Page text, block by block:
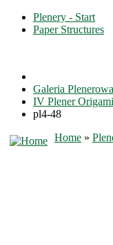
Plenery - Start
Paper Structures
Galeria
IV Plener
pl4-48
Home »